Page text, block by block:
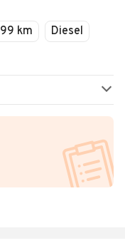
km
Diesel